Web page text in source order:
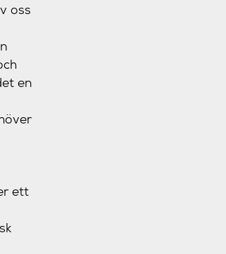
oss
en
ett